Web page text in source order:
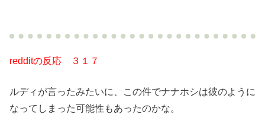
redditの反応 ３１７
ルディが言ったみたいに、この件でナナホシは彼のように
なってしまった可能性もあったのかな。